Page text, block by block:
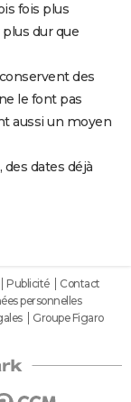
fois plus
dur que
des
le font pas
aussi un moyen
dates déjà
Publicité
Contact
personnelles
Groupe Figaro